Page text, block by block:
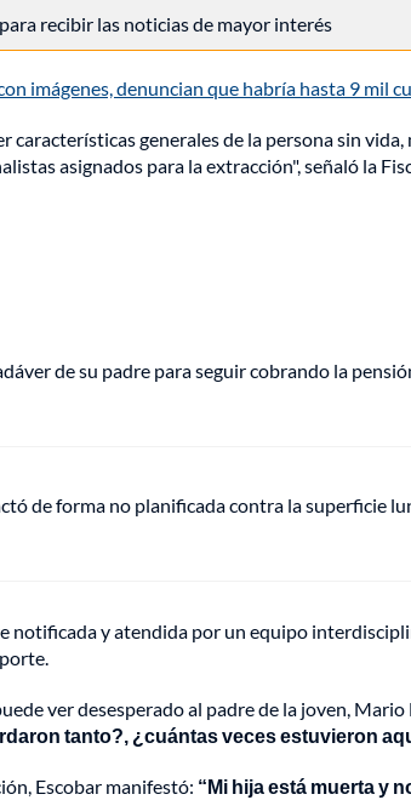
recibir las noticias de mayor interés
imágenes, denuncian que habría hasta 9 mil
características generales de la persona sin
asignados para la extracción", señaló la
de su padre para seguir cobrando la
de forma no planificada contra la superficie
notificada y atendida por un equipo
ver desesperado al padre de la joven,
tanto?, ¿cuántas veces estuvieron
Escobar manifestó: “Mi hija está muerta y